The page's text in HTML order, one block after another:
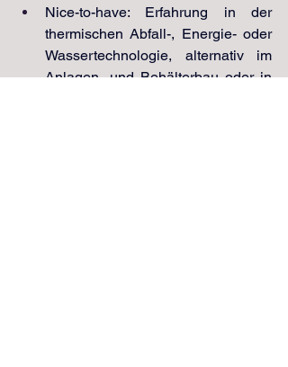
Nice-to-have: Erfahrung in der
thermischen Abfall-, Energie- oder
Wassertechnologie, alternativ im
Anlagen- und Behälterbau oder in